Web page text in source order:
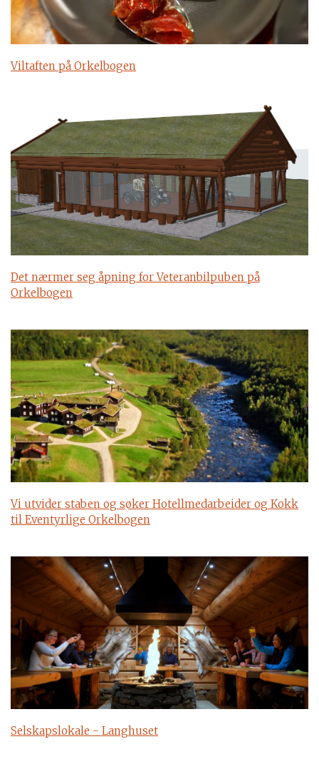
Viltaften på Orkelbogen
Det nærmer seg åpning for Veteranbilpuben på
Orkelbogen
Vi utvider staben og søker Hotellmedarbeider og Kokk
til Eventyrlige Orkelbogen
Selskapslokale - Langhuset